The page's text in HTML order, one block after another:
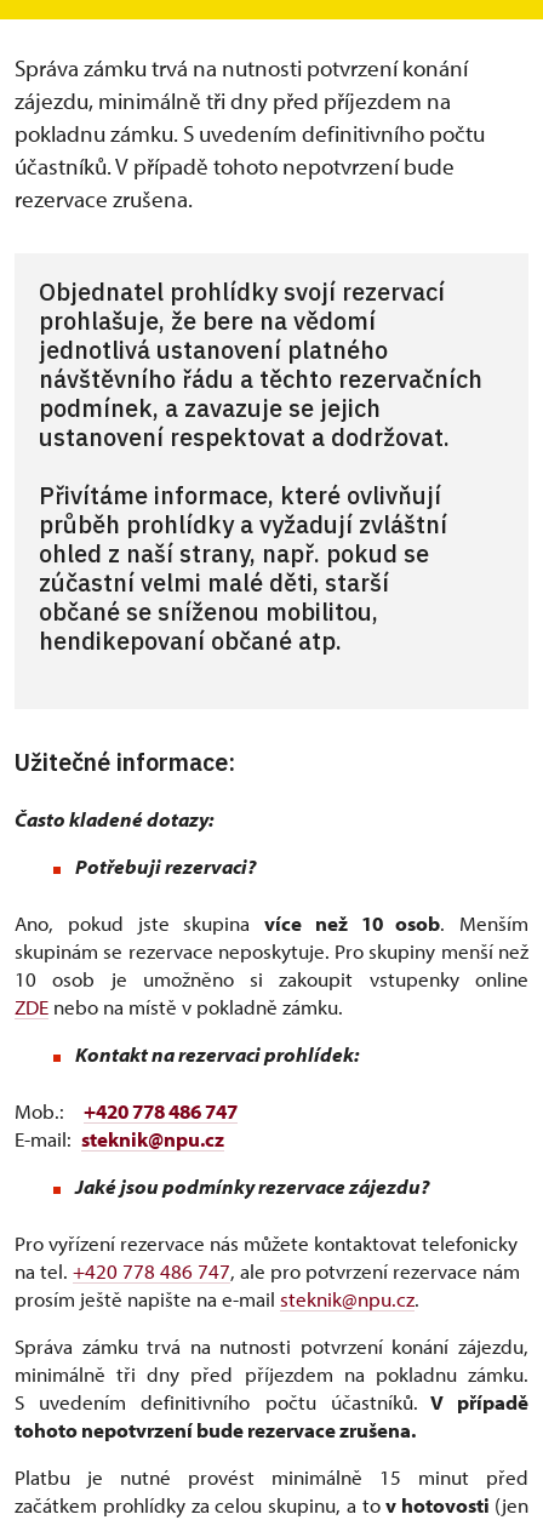
Správa zámku trvá na nutnosti potvrzení konání
zájezdu, minimálně tři dny před příjezdem na
pokladnu zámku. S uvedením definitivního počtu
účastníků. V případě tohoto nepotvrzení bude
rezervace zrušena.
Objednatel prohlídky svojí rezervací
prohlašuje, že bere na vědomí
jednotlivá ustanovení platného
návštěvního řádu a těchto rezervačních
podmínek, a zavazuje se jejich
ustanovení respektovat a dodržovat.
Přivítáme informace, které ovlivňují
průběh prohlídky a vyžadují zvláštní
ohled z naší strany, např. pokud se
zúčastní velmi malé děti, starší
občané se sníženou mobilitou,
hendikepovaní občané atp.
Užitečné informace:
Často kladené dotazy:
Potřebuji rezervaci?
Ano, pokud jste skupina více než 10 osob. Menším
skupinám se rezervace neposkytuje. Pro skupiny menší než
10 osob je umožněno si zakoupit vstupenky online
ZDE nebo na místě v pokladně zámku.
Kontakt na rezervaci prohlídek:
Mob.: +420 778 486 747
E-mail: steknik@npu.cz
Jaké jsou podmínky rezervace zájezdu?
Pro vyřízení rezervace nás můžete kontaktovat telefonicky
na tel. +420 778 486 747, ale pro potvrzení rezervace nám
prosím ještě napište na e-mail steknik@npu.cz.
Správa zámku trvá na nutnosti potvrzení konání zájezdu,
minimálně tři dny před příjezdem na pokladnu zámku.
S uvedením definitivního počtu účastníků. V případě
tohoto nepotvrzení bude rezervace zrušena.
Platbu je nutné provést minimálně 15 minut před
začátkem prohlídky za celou skupinu, a tov hotovosti (jen